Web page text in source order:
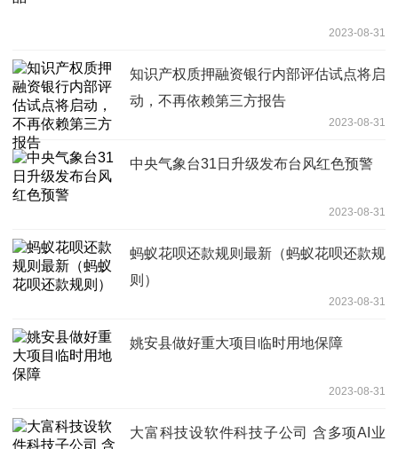
2023-08-31
知识产权质押融资银行内部评估试点将启
动，不再依赖第三方报告
2023-08-31
中央气象台31日升级发布台风红色预警
2023-08-31
蚂蚁花呗还款规则最新（蚂蚁花呗还款规
则）
2023-08-31
姚安县做好重大项目临时用地保障
2023-08-31
大富科技设软件科技子公司 含多项AI业